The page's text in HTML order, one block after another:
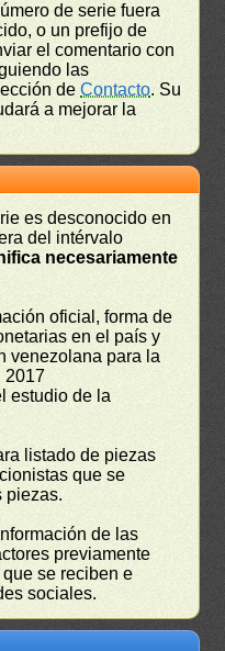
de serie fuera
o un prefijo de
el comentario con
las
deContacto. Su
a mejorar la
es desconocido en
del intérvalo
necesariamente
oficial, forma de
en el país y
venezolana para la
2017
estudio de la
listado de piezas
que se
piezas.
de las
previamente
se reciben e
sociales.